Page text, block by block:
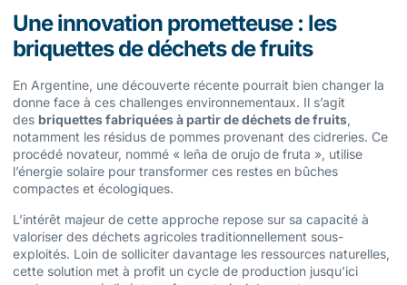
Une innovation prometteuse : les
briquettes de déchets de fruits
En Argentine, une découverte récente pourrait bien changer la
donne face à ces challenges environnementaux. Il s’agit
des briquettes fabriquées à partir de déchets de fruits,
notamment les résidus de pommes provenant des cidreries. Ce
procédé novateur, nommé « leña de orujo de fruta », utilise
l’énergie solaire pour transformer ces restes en bûches
compactes et écologiques.
L’intérêt majeur de cette approche repose sur sa capacité à
valoriser des déchets agricoles traditionnellement sous-
exploités. Loin de solliciter davantage les ressources naturelles,
cette solution met à profit un cycle de production jusqu’ici